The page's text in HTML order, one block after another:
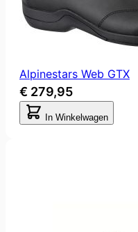
Alpinestars Web GTX
€ 279,95
In Winkelwagen